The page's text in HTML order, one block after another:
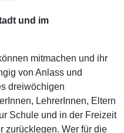
und im
mitmachen und ihr
von Anlass und
dreiwöchigen
LehrerInnen, Eltern
Schule und in der Freizeit
zurücklegen. Wer für die